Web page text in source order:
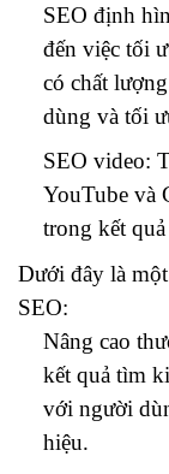
SEO định
đến việc tối
có chất
dùng và tối
SEO video:
YouTube và
trong kết
Dưới đây là
SEO:
Nâng cao
kết quả tìm
với người
hiệu.